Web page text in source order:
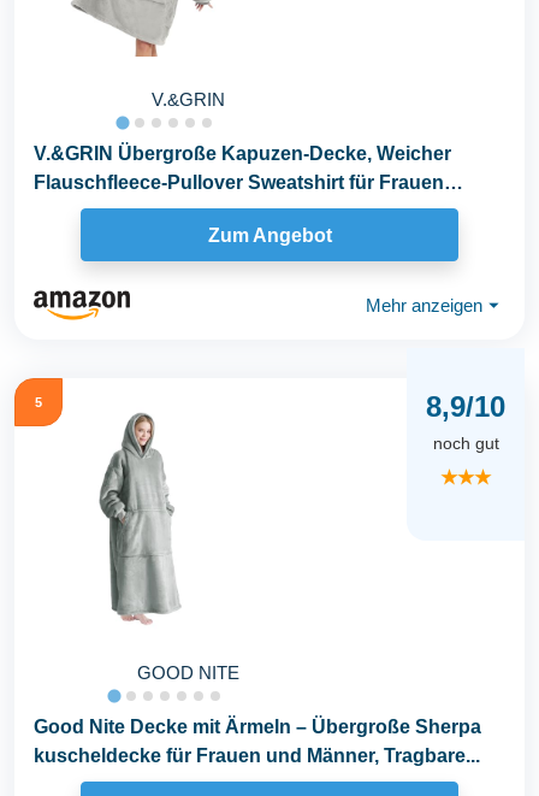
V.&GRIN
V.&GRIN Übergroße Kapuzen-Decke, Weicher
Flauschfleece-Pullover Sweatshirt für Frauen
Männer...
Zum Angebot
Mehr anzeigen ⏷
5
GOOD NITE
8,9/10
noch gut
★★★
Good Nite Decke mit Ärmeln – Übergroße Sherpa
kuscheldecke für Frauen und Männer, Tragbare...